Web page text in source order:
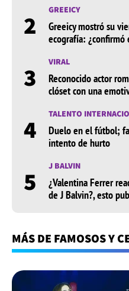
2 GREEICY
Greeicy mostró su
ecografía: ¿confirmó
3 VIRAL
Reconocido actor
clóset con una
4 TALENTO
Duelo en el fútbol;
intento de hurto
5 J BALVIN
¿Valentina Ferrer
de J Balvin?, esto
MÁS DE FAMOSOS Y